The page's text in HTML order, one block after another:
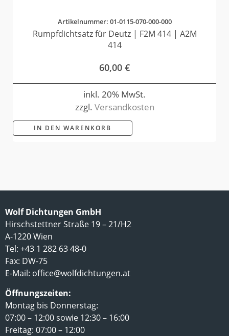
Artikelnummer: 01-0115-070-000-000
Rumpfdichtsatz für Deutz | F2M 414 | A2M
414
60,00 €
inkl. 20% MwSt.
zzgl. Versandkosten
IN DEN WARENKORB
Wolf Dichtungen GmbH
Hirschstettner Straße 19 – 21/H2
A-1220 Wien
Tel: +43 1 282 63 48-0
Fax: DW-75
E-Mail: office@wolfdichtungen.at
Öffnungszeiten:
Montag bis Donnerstag:
07:00 – 12:00 sowie 12:30 – 16:00
Freitag: 07:00 – 12:00